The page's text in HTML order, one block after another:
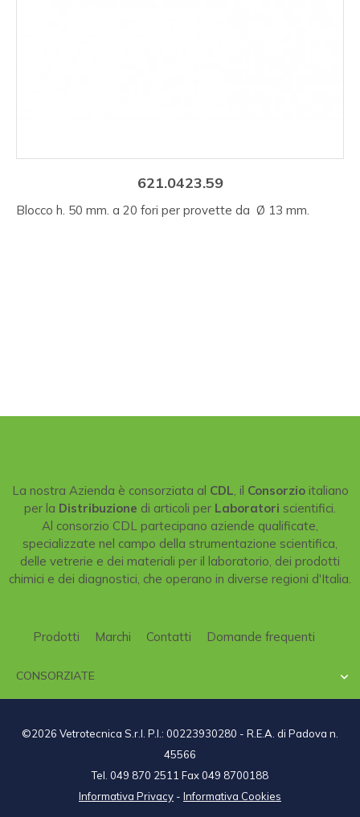
621.0423.59
Blocco h. 50 mm. a 20 fori per provette da Ø 13 mm.
La nostra Azienda è consorziata al CDL, il Consorzioitaliano
per la Distribuzione di articoli per Laboratori scientifici.
Al consorzio CDL partecipano aziende qualificate,
specializzate nel campo della strumentazione scientifica,
delle vetrerie e dei materiali per il laboratorio, dei prodotti
chimici e dei diagnostici, che operano in diverse regioni d'Italia.
Prodotti Marchi Contatti Domande frequenti
CONSORZIATE 
©2026 Vetrotecnica S.r.l. P.I.: 00223930280 - R.E.A. di Padova n.
45566
Tel. 049 870 2511 Fax 049 8700188
Informativa Privacy - Informativa Cookies